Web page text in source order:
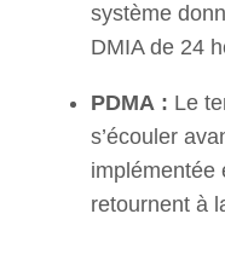
système
DMIA de 24
PDMA : Le
s’écouler
implémentée
retournent à